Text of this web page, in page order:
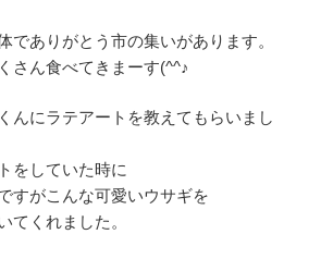
でありがとう市の集いがあります。
さん食べてきまーす(^^♪
んにラテアートを教えてもらいまし
をしていた時に
すがこんな可愛いウサギを
てくれました。